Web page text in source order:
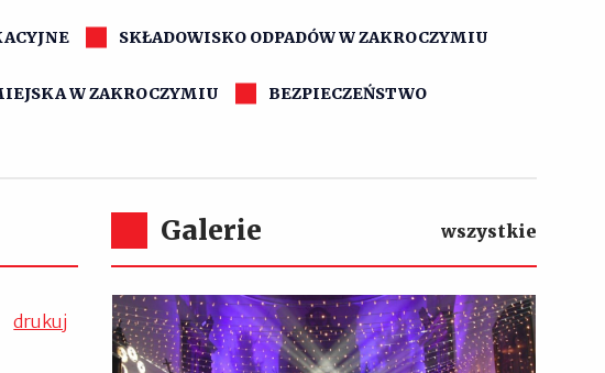
SKŁADOWISKO ODPADÓW W ZAKROCZYMIU
W ZAKROCZYMIU BEZPIECZEŃSTWO
drukuj
Galerie wszystkie